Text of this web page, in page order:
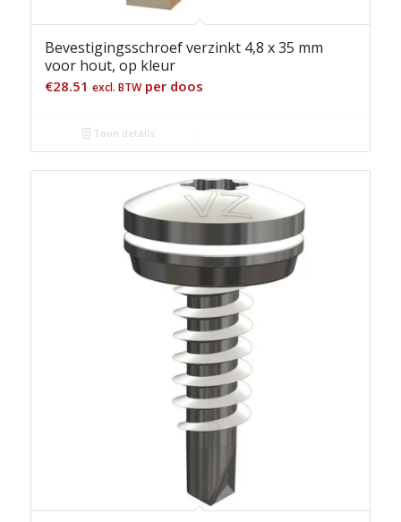
Bevestigingsschroef verzinkt 4,8 x 35 mm
voor hout, op kleur
€28.51 excl. BTWper doos
Toon details